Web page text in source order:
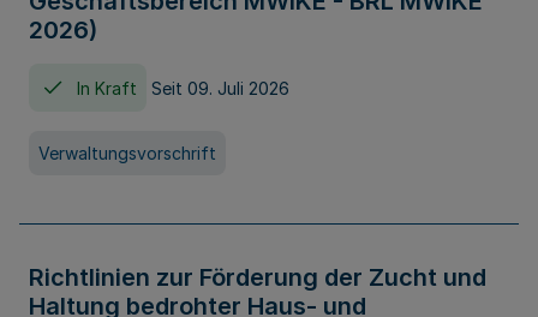
2026)
In Kraft Seit 09. Juli 2026
Verwaltungsvorschrift
Richtlinien zur Förderung der Zucht und
Haltung bedrohter Haus- und